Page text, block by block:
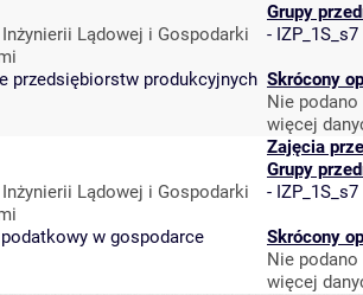
Inżynierii Lądowej i Gospodarki
przedsiębiorstw produkcyjnych
Grupy
- IZP_1S_s7
Skrócony
Nie
więcej
Inżynierii Lądowej i Gospodarki
w gospodarce
Zajęcia
Grupy
- IZP_1S_s7
Skrócony
Nie
więcej